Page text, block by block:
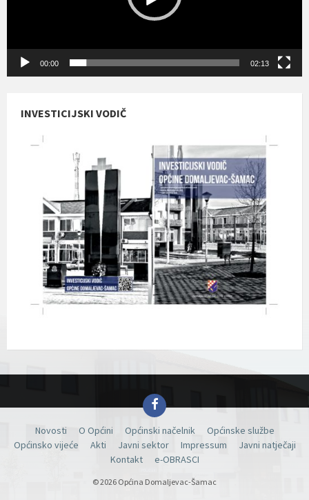
00:00 02:13
INVESTICIJSKI VODIČ
Facebook
Novosti O Općini Općinski načelnik
Općinske službe
Općinsko vijeće
Akti Javni sektor Impressum
Javni natječaji
Kontakt
e-OBRASCI
© 2026 Općina Domaljevac-Šamac